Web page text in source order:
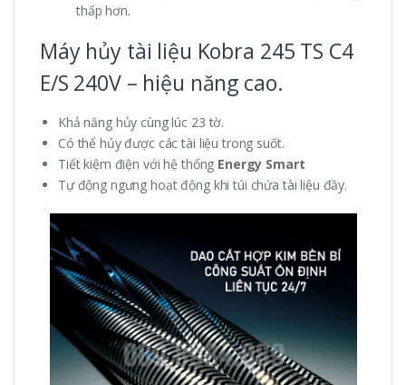
thấp hơn.
Máy hủy tài liệu Kobra 245 TS C4
E/S 240V – hiệu năng cao.
Khả năng hủy cùng lúc 23 tờ.
Có thể hủy được các tài liệu trong suốt.
Tiết kiệm điện với hệ thống Energy Smart
Tự động ngưng hoạt động khi túi chứa tài liệu đầy.